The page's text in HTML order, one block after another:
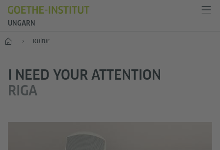
UNGARN
Start Kultur
I NEED YOUR ATTENTION
RIGA